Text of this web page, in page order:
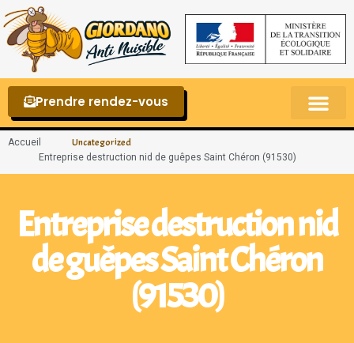
Prendre rendez-vous
Accueil Uncategorized
Entreprise destruction nid de guêpes Saint Chéron (91530)
Entreprise destruction nid
de guêpes Saint Chéron
(91530)